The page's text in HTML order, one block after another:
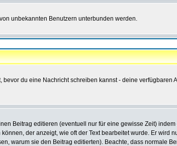
unbekannten Benutzern unterbunden werden.
du eine Nachricht schreiben kannst - deine verfügbaren
Beitrag editieren (eventuell nur für eine gewisse Zeit) indem
der anzeigt, wie oft der Text bearbeitet wurde. Er wird
warum sie den Beitrag editierten). Beachte, dass normale